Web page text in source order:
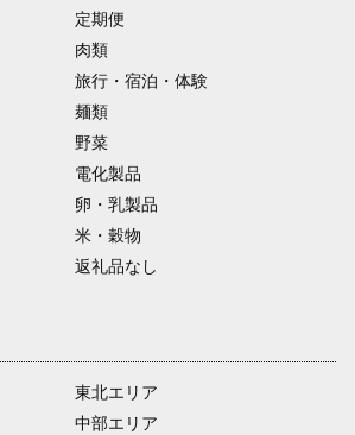
定期便
肉類
旅行・宿泊・体験
麺類
野菜
電化製品
卵・乳製品
米・穀物
返礼品なし
東北エリア
中部エリア